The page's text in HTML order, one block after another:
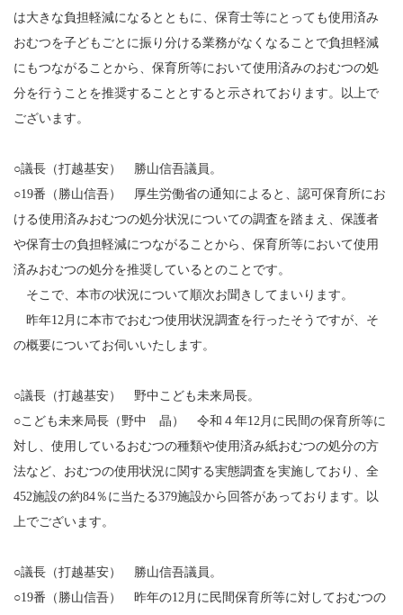
は大きな負担軽減になるとともに、保育士等にとっても使用済み
おむつを子どもごとに振り分ける業務がなくなることで負担軽減
にもつながることから、保育所等において使用済みのおむつの処
分を行うことを推奨することとすると示されております。以上で
ございます。
○議長（打越基安） 勝山信吾議員。
○19番（勝山信吾） 厚生労働省の通知によると、認可保育所にお
ける使用済みおむつの処分状況についての調査を踏まえ、保護者
や保育士の負担軽減につながることから、保育所等において使用
済みおむつの処分を推奨しているとのことです。
そこで、本市の状況について順次お聞きしてまいります。
昨年12月に本市でおむつ使用状況調査を行ったそうですが、そ
の概要についてお伺いいたします。
○議長（打越基安） 野中こども未来局長。
○こども未来局長（野中 晶） 令和４年12月に民間の保育所等に
対し、使用しているおむつの種類や使用済み紙おむつの処分の方
法など、おむつの使用状況に関する実態調査を実施しており、全
452施設の約84％に当たる379施設から回答があっております。以
上でございます。
○議長（打越基安） 勝山信吾議員。
○19番（勝山信吾） 昨年の12月に民間保育所等に対しておむつの